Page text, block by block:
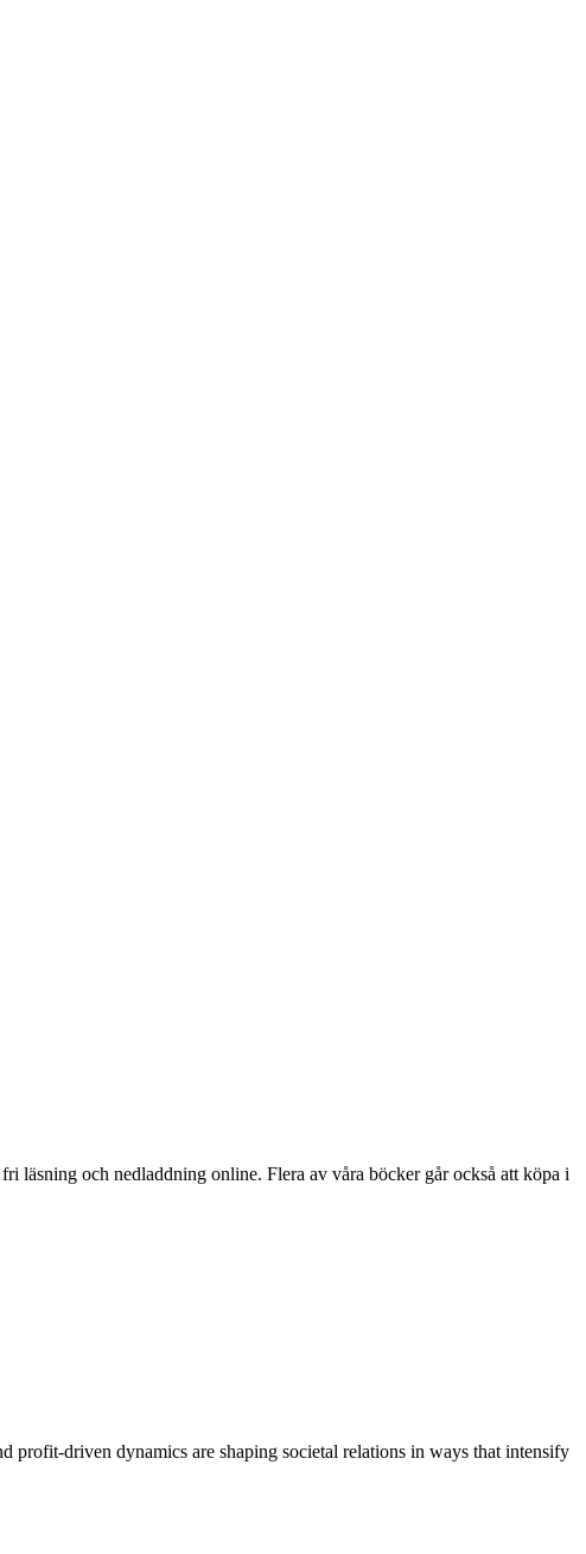
läsning och nedladdning online. Flera av våra böcker går också att köpa i
profit-driven dynamics are shaping societal relations in ways that intensify